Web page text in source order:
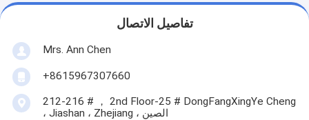
تفاصيل الاتصال
Mrs. Ann Chen
+8615967307660
212-216 # ， 2nd Floor-25 # DongFangXingYe Cheng
، Jiashan ، Zhejiang ، الصين